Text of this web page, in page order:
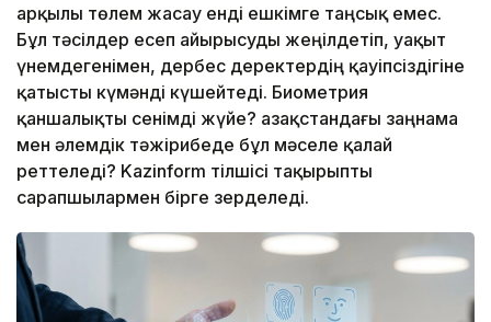
арқылы төлем жасау енді ешкімге таңсық емес.
Бұл тәсілдер есеп айырысуды жеңілдетіп, уақыт
үнемдегенімен, дербес деректердің қауіпсіздігіне
қатысты күмәнді күшейтеді. Биометрия
қаншалықты сенімді жүйе? Қазақстандағы заңнама
мен әлемдік тәжірибеде бұл мәселе қалай
реттеледі? Kazinform тілшісі тақырыпты
сарапшылармен бірге зерделеді.